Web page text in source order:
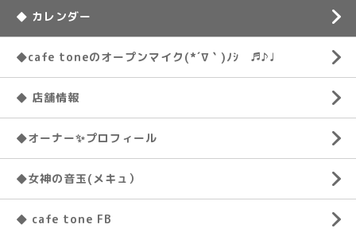
◆ カレンダー
◆cafe toneのオープンマイク(*´∇｀)ﾉｼ ♬♪♩
◆ 店舗情報
◆オーナー✨プロフィール
◆女神の音玉(メキュ）
◆ cafe tone FB